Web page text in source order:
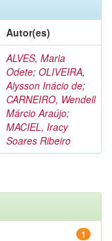
Autor(es)
ALVES, Maria
Odete; OLIVEIRA,
Alysson Inácio de;
CARNEIRO, Wendell
Márcio Araújo;
MACIEL, Iracy
Soares Ribeiro
1